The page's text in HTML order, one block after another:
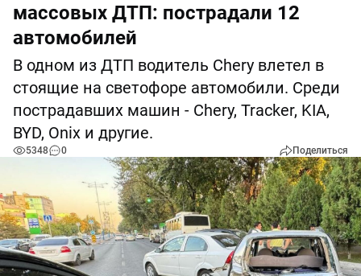
массовых ДТП: пострадали 12
автомобилей
В одном из ДТП водитель Chery влетел в
стоящие на светофоре автомобили. Среди
пострадавших машин - Chery, Tracker, KIA,
BYD, Onix и другие.
5348 0 Поделиться